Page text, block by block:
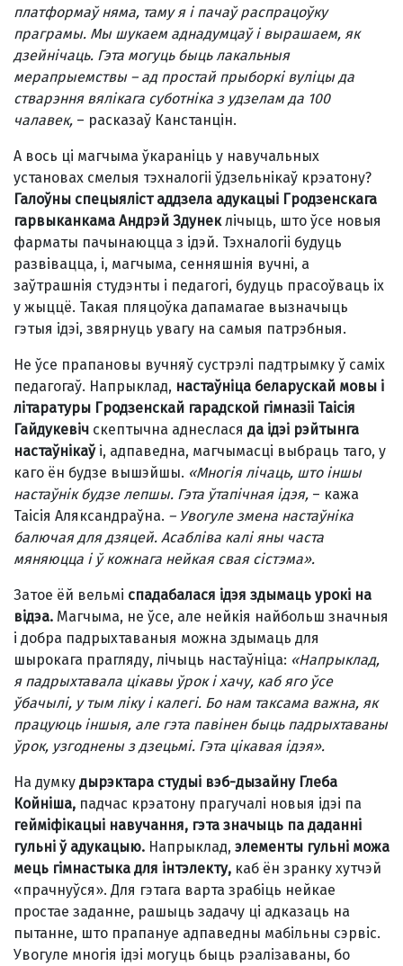
платформаў няма, таму я і пачаў распрацоўку
праграмы. Мы шукаем аднадумцаў і вырашаем, як
дзейнічаць. Гэта могуць быць лакальныя
мерапрыемствы –ад простай прыборкі вуліцы да
стварэння вялікага суботніка з удзелам да 100
чалавек, – расказаў Канстанцін.
А вось ці магчыма ўкараніць у навучальных
установах смелыя тэхналогіі ўдзельнікаў крэатону?
Галоўны спецыяліст аддзела адукацыі Гродзенскага
гарвыканкама Андрэй Здунеклічыць, што ўсе новыя
фарматы пачынаюцца з ідэй. Тэхналогіі будуць
развівацца, і, магчыма, сенняшнія вучні, а
заўтрашнія студэнты і педагогі, будуць прасоўваць іх
у жыццё. Такая пляцоўка дапамагае вызначыць
гэтыя ідэі, звярнуць увагу на самыя патрэбныя.
Не ўсе прапановы вучняў сустрэлі падтрымку ў саміх
педагогаў. Напрыклад, настаўніца беларускай мовы і
літаратуры Гродзенскай гарадской гімназіі Таісія
Гайдукевіч скептычна аднеслася да ідэі рэйтынга
настаўнікаў і, адпаведна, магчымасці выбраць таго, у
каго ён будзе вышэйшы. «Многія лічаць, што іншы
настаўнік будзе лепшы. Гэта ўтапічная ідэя, – кажа
Таісія Аляксандраўна. –Увогуле змена настаўніка
балючая для дзяцей. Асабліва калі яны часта
мяняюцца і ў кожнага нейкая свая сістэма».
Затое ёй вельмі спадабалася ідэя здымаць урокі на
відэа. Магчыма, не ўсе, але нейкія найбольш значныя
і добра падрыхтаваныя можна здымаць для
шырокага прагляду, лічыць настаўніца: «Напрыклад,
я падрыхтавала цікавы ўрок і хачу, каб яго ўсе
ўбачылі, у тым ліку і калегі. Бо нам таксама важна, як
працуюць іншыя, але гэта павінен быць падрыхтаваны
ўрок, узгоднены з дзецьмі. Гэта цікавая ідэя».
На думку дырэктара студыі вэб-дызайну Глеба
Койніша, падчас крэатону прагучалі новыя ідэі па
гейміфікацыі навучання, гэта значыць па даданні
гульні ў адукацыю. Напрыклад, элементы гульні можа
мець гімнастыка для інтэлекту, каб ён зранку хутчэй
«прачнуўся». Для гэтага варта зрабіць нейкае
простае заданне, рашыць задачу ці адказаць на
пытанне, што прапануе адпаведны мабільны сэрвіс.
Увогуле многія ідэі могуць быць рэалізаваны, бо